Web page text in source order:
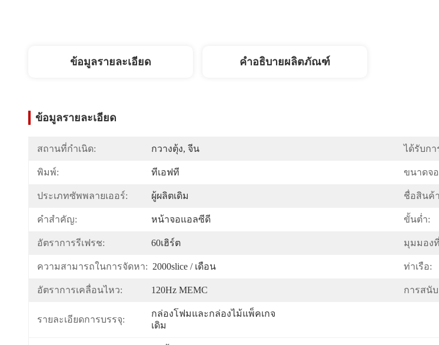
ข้อมูลรายละเอียด คำอธิบายผลิตภัณฑ์
ข้อมูลรายละเอียด
สถานที่กำเนิด: กวางตุ้ง, จีน ได้รับกา
พิมพ์: ทีเอฟที ขนาดจ
ประเภทซัพพลายเออร์: ผู้ผลิตเดิม ชื่อสินค้
คำสำคัญ: หน้าจอแอลซีดี ขั้นต่ำ:
อัตราการรีเฟรช: 60เฮิร์ต มุมมอง
ความสามารถในการจัดหา: 2000slice / เดือน ท่าเรือ:
อัตราการเคลื่อนไหว: 120Hz MEMC การสนั
รายละเอียดการบรรจุ:
กล่องโฟมและกล่องไม้แพ็คเกจ
เดิม